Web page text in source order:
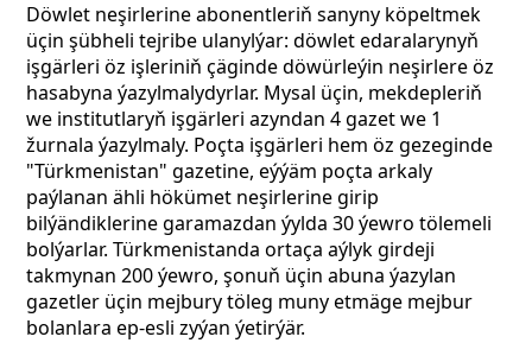
Döwlet neşirlerine abonentleriň sanyny köpeltmek
üçin şübheli tejribe ulanylýar: döwlet edaralarynyň
işgärleri öz işleriniň çäginde döwürleýin neşirlere öz
hasabyna ýazylmalydyrlar. Mysal üçin, mekdepleriň
we institutlaryň işgärleri azyndan 4 gazet we 1
žurnala ýazylmaly. Poçta işgärleri hem öz gezeginde
"Türkmenistan" gazetine, eýýäm poçta arkaly
paýlanan ähli hökümet neşirlerine girip
bilýändiklerine garamazdan ýylda 30 ýewro tölemeli
bolýarlar. Türkmenistanda ortaça aýlyk girdeji
takmynan 200 ýewro, şonuň üçin abuna ýazylan
gazetler üçin mejbury töleg muny etmäge mejbur
bolanlara ep-esli zyýan ýetirýär.